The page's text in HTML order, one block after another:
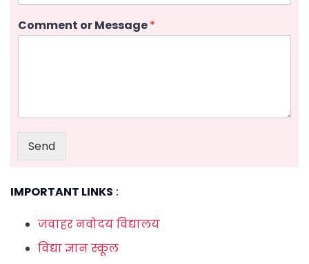
Comment or Message*
Send
IMPORTANT LINKS :
जवाहर नवोदय विद्यालय
विद्या ज्ञान स्कूल